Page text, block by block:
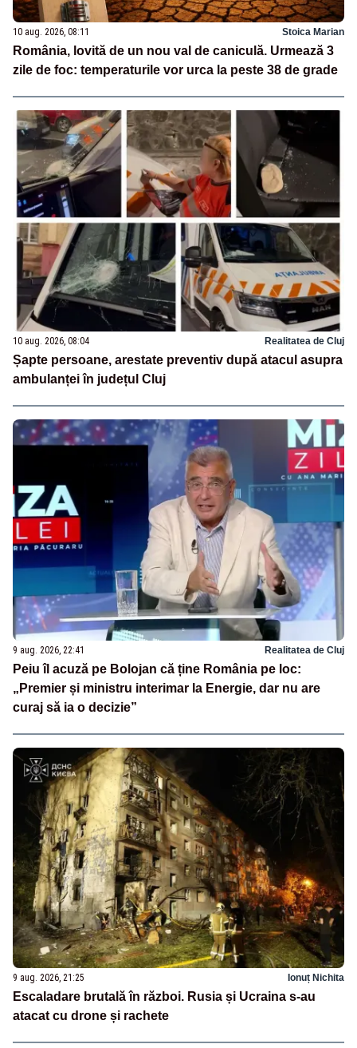
10 aug. 2026, 08:11 Stoica Marian
România, lovită de un nou val de caniculă. Urmează 3
zile de foc: temperaturile vor urca la peste 38 de grade
10 aug. 2026, 08:04 Realitatea de Cluj
Șapte persoane, arestate preventiv după atacul asupra
ambulanței în județul Cluj
9 aug. 2026, 22:41 Realitatea de Cluj
Peiu îl acuză pe Bolojan că ține România pe loc:
„Premier și ministru interimar la Energie, dar nu are
curaj să ia o decizie”
9 aug. 2026, 21:25 Ionuț Nichita
Escaladare brutală în război. Rusia și Ucraina s-au
atacat cu drone și rachete